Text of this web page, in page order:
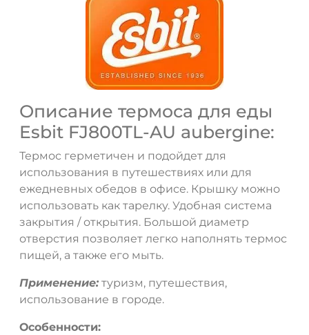
Описание термоса для еды
Esbit FJ800TL-AU aubergine:
Термос герметичен и подойдет для
использования в путешествиях или для
ежедневных обедов в офисе. Крышку можно
использовать как тарелку. Удобная система
закрытия / открытия. Большой диаметр
отверстия позволяет легко наполнять термос
пищей, а также его мыть.
Применение:туризм, путешествия,
использование в городе.
Особенности:
ДА НЕТ